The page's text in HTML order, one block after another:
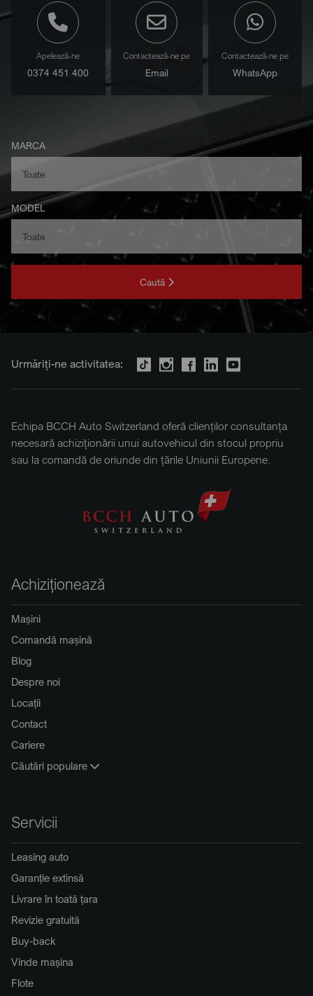
Apelează-ne
0374 451 400
Contactează-ne pe
Email
Contactează-ne pe
WhatsApp
MARCA
MODEL
Caută
Urmăriți-ne activitatea:
Echipa BCCH Auto Switzerland oferă clienților consultanța
necesară achiziționării unui autovehicul din stocul propriu
sau la comandă de oriunde din țările Uniunii Europene.
Achiziționează
Mașini
Comandă mașină
Blog
Despre noi
Locații
Contact
Cariere
Căutări populare
Servicii
Leasing auto
Garanție extinsă
Livrare în toată țara
Revizie gratuită
Buy-back
Vinde mașina
Flote